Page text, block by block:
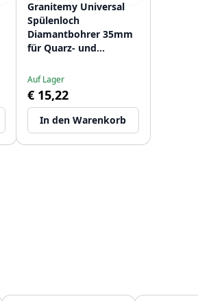
Granitemy Universal
Spülenloch
Diamantbohrer 35mm
für Quarz- und
1208967240
Auf Lager
€ 15,22
In den Warenkorb